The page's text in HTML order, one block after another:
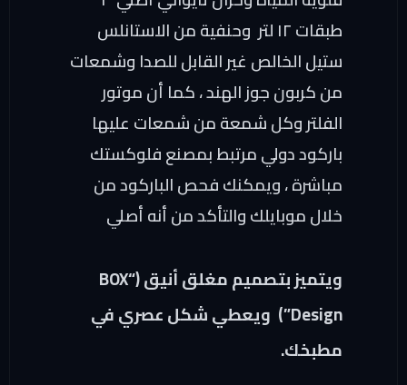
طبقات ١٢ لتر وحنفية من الاستانلس
ستيل الخالص غير القابل للصدا وشمعات
من كربون جوز الهند ، كما أن موتور
الفلتر وكل شمعة من شمعات عليها
باركود دولي مرتبط بمصنع فلوكستك
مباشرة ، ويمكنك فحص الباركود من
خلال موبايلك والتأكد من أنه أصلي
ويتميز بتصميم مغلق أنيق (“BOX
Design”) ويعطي شكل عصري في
مطبخك.